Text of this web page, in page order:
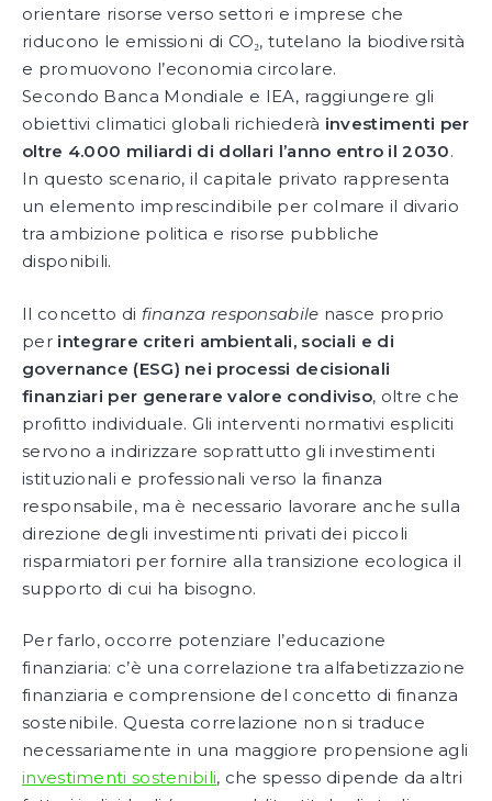
orientare risorse verso settori e imprese che
riducono le emissioni di CO₂, tutelano la biodiversità
e promuovono l’economia circolare.
Secondo Banca Mondiale e IEA, raggiungere gli
obiettivi climatici globali richiederà investimenti per
oltre 4.000 miliardi di dollari l’anno entro il 2030.
In questo scenario, il capitale privato rappresenta
un elemento imprescindibile per colmare il divario
tra ambizione politica e risorse pubbliche
disponibili.
Il concetto di finanza responsabile nasce proprio
per integrare criteri ambientali, sociali e di
governance (ESG) nei processi decisionali
finanziari per generare valore condiviso, oltre che
profitto individuale. Gli interventi normativi espliciti
servono a indirizzare soprattutto gli investimenti
istituzionali e professionali verso la finanza
responsabile, ma è necessario lavorare anche sulla
direzione degli investimenti privati dei piccoli
risparmiatori per fornire alla transizione ecologica il
supporto di cui ha bisogno.
Per farlo, occorre potenziare l’educazione
finanziaria: c’è una correlazione tra alfabetizzazione
finanziaria e comprensione del concetto di finanza
sostenibile. Questa correlazione non si traduce
necessariamente in una maggiore propensione agli
investimenti sostenibili, che spesso dipende da altri